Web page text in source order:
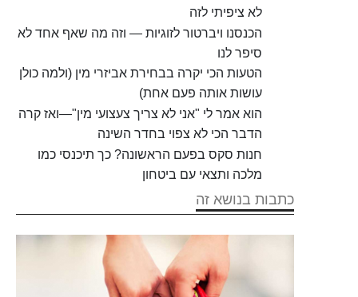
לא ציפיתי לזה
הכנסנו ויברטור לזוגיות — וזה מה שאף אחד לא
סיפר לנו
הטעות הכי יקרה בבחירת אביזרי מין (ולמה כולן
עושות אותה פעם אחת)
הוא אמר לי "אני לא צריך צעצועי מין"—ואז קרה
הדבר הכי לא צפוי בחדר השינה
חנות סקס בפעם הראשונה? כך תיכנסי כמו
מלכה ותצאי עם ביטחון
כתבות בנושא זה